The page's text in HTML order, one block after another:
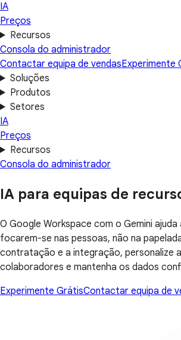
IA
Preços
Recursos
Consola do administrador
Contactar equipa de vendasExperimente
Soluções
Produtos
Setores
IA
Preços
Recursos
Consola do administrador
IA para equipas de
O Google Workspace com o Gemini ajuda
focarem-se nas pessoas, não na
contratação e a integração, personalize
colaboradores e mantenha os dados
Experimente GrátisContactar equipa de